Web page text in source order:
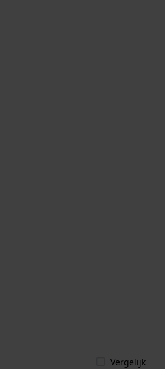
Vergelijk